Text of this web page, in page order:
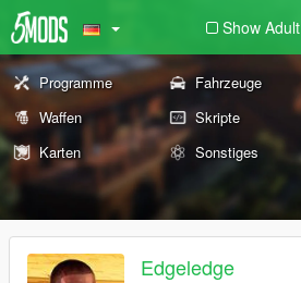
Show Adult
Programme Fahrzeuge
Waffen
Skripte
Karten
Sonstiges
Edgeledge